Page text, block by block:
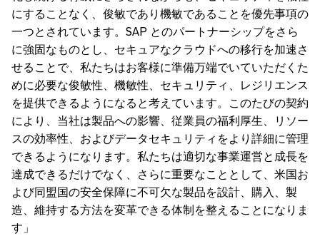
にすることなく、俊敏であり機敏であることを優先事項の
一つとされています。SAP とのパートナーシップをさら
に強固なものとし、セキュアなクラウドへの移行を加速さ
せることで、私たちはお客様に準備万端でいていただくた
めに必要な俊敏性、機敏性、セキュリティ、レジリエンス
を提供できるようになると考えています。このたびの契約
により、当社は製品への影響、従業員の福利厚生、リソー
スの効率性、およびデータセキュリティをより詳細に管理
できるようになります。私たちは適切な事業運営と成長を
達成できるだけでなく、さらに重要なこととして、米国お
よび同盟国の安全保障に不可欠な製品を設計、購入、製
造、維持する方法を変革できる体制を整えることになりま
す」